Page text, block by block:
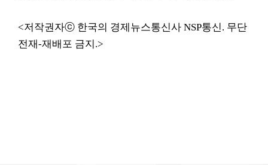
<저작권자ⓒ 한국의 경제뉴스통신사 NSP통신. 무단
전재-재배포 금지.>